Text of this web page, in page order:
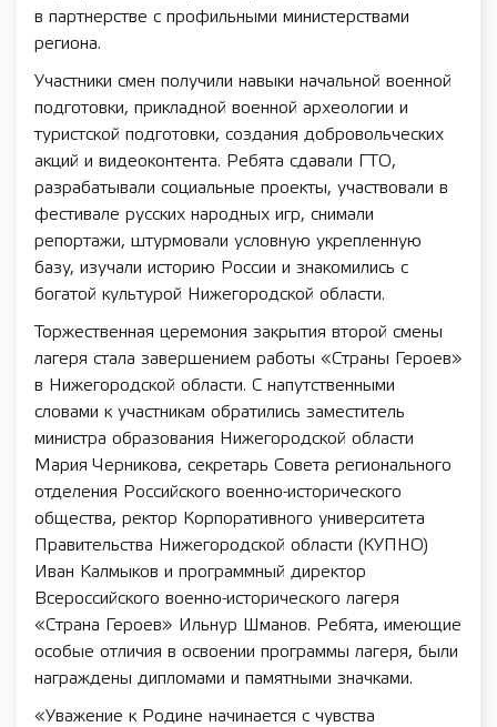
в партнерстве с профильными министерствами
региона.
Участники смен получили навыки начальной военной
подготовки, прикладной военной археологии и
туристской подготовки, создания добровольческих
акций и видеоконтента. Ребята сдавали ГТО,
разрабатывали социальные проекты, участвовали в
фестивале русских народных игр, снимали
репортажи, штурмовали условную укрепленную
базу, изучали историю России и знакомились с
богатой культурой Нижегородской области.
Торжественная церемония закрытия второй смены
лагеря стала завершением работы «Страны Героев»
в Нижегородской области. С напутственными
словами к участникам обратились заместитель
министра образования Нижегородской области
Мария Черникова, секретарь Совета регионального
отделения Российского военно-исторического
общества, ректор Корпоративного университета
Правительства Нижегородской области (КУПНО)
Иван Калмыков и программный директор
Всероссийского военно-исторического лагеря
«Страна Героев» Ильнур Шманов. Ребята, имеющие
особые отличия в освоении программы лагеря, были
награждены дипломами и памятными значками.
«Уважение к Родине начинается с чувства